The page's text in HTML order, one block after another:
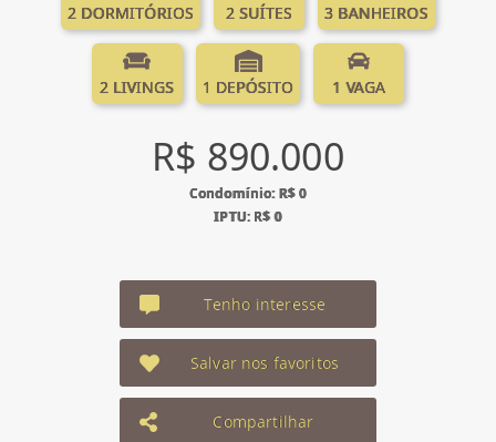
2 DORMITÓRIOS 2 SUÍTES 3 BANHEIROS
2 LIVINGS 1 DEPÓSITO 1 VAGA
R$ 890.000
Condomínio: R$ 0
IPTU: R$ 0
Tenho interesse
Salvar nos favoritos
Compartilhar